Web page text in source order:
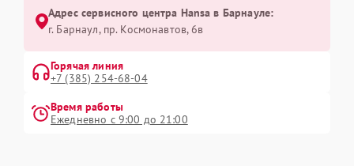
Адрес сервисного центра Hansa в Барнауле:
г. Барнаул, ​пр. Космонавтов, 6в
Горячая линия
+7 (385) 254-68-04
Время работы
Ежедневно с 9:00 до 21:00